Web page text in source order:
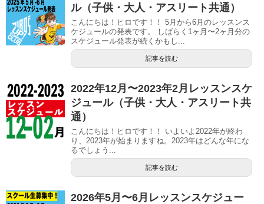
ル（子供・大人・アスリート共通）
こんにちは！ヒロです！！ 5月から6月のレッスンス
ケジュールの発表です。 しばらく1ヶ月〜2ヶ月分の
スケジュール発表が続くかもし...
記事を読む
2022年12月〜2023年2月レッスンスケ
ジュール（子供・大人・アスリート共
通）
こんにちは！ヒロです！！ いよいよ2022年が終わ
り、2023年が始まりますね。2023年はどんな年にな
るでしょう...
記事を読む
2026年5月〜6月レッスンスケジュー